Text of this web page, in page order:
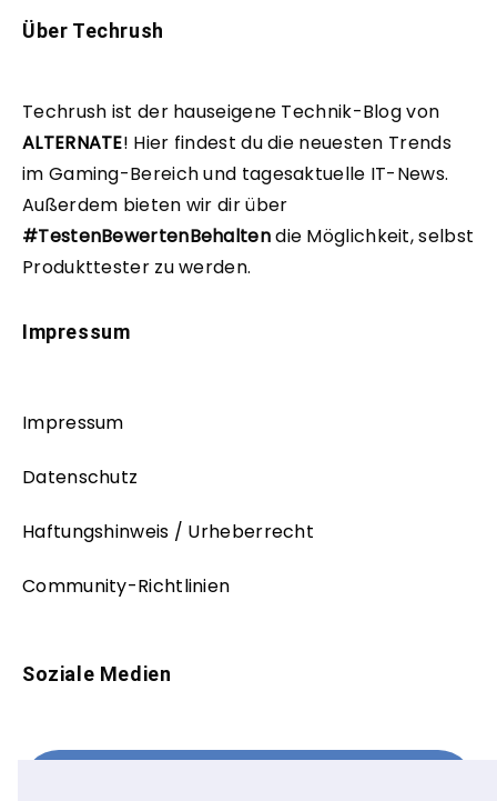
Über Techrush
Techrush ist der hauseigene Technik-Blog von
ALTERNATE! Hier findest du die neuesten Trends
im Gaming-Bereich und tagesaktuelle IT-News.
Außerdem bieten wir dir über
#TestenBewertenBehaltendie Möglichkeit, selbst
Produkttester zu werden.
Impressum
Impressum
Datenschutz
Haftungshinweis / Urheberrecht
Community-Richtlinien
Soziale Medien